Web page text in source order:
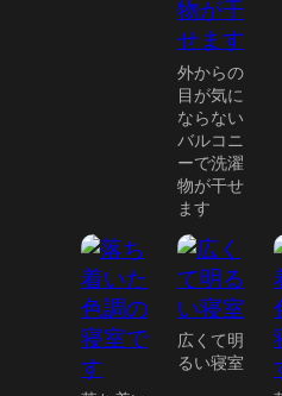
外からの
目が気に
ならない
バルコニ
ーで洗濯
物が干せ
ます
広くて明
るい寝室